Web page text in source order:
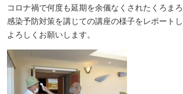
コロナ禍で何度も延期を余儀なくされたくろま
感染予防対策を講じての講座の様子をレポートし
よろしくお願いします。